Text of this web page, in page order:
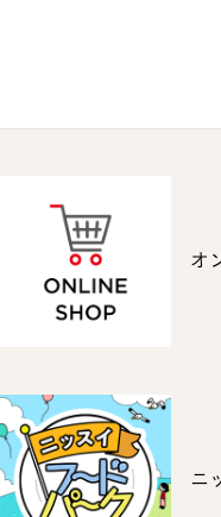
オ
ニ